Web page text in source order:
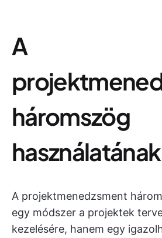
A
háromszög
A projektmenedzsment
egy módszer a projektek
kezelésére, hanem egy